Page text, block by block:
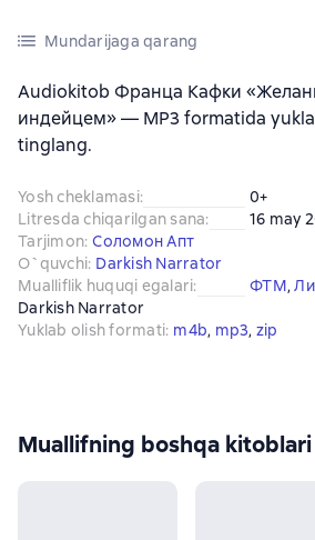
Mundarijaga qarang
Audiokitob Франца Кафки
индейцем» — MP3 formatida
tinglang.
Yosh cheklamasi:
0+
Litresda chiqarilgan sana:
16 may
Tarjimon: Соломон Апт
O`quvchi: Darkish Narrator
Mualliflik huquqi egalari: ФТМ,
Darkish Narrator
Yuklab olish formati: m4b, mp3, zip
Muallifning boshqa kitoblari